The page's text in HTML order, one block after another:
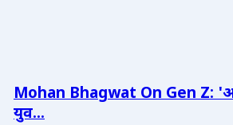
Mohan Bhagwat On Gen Z:
युव...